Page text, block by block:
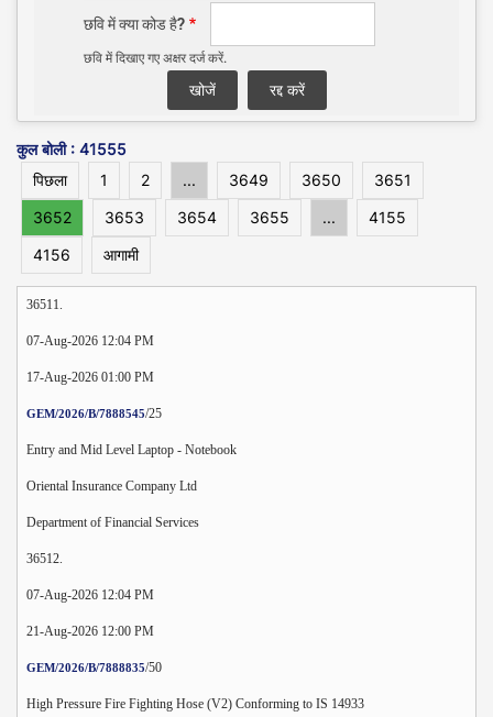
छवि में क्या कोड है?
छवि में दिखाए गए अक्षर दर्ज करें.
कुल बोली : 41555
पिछला
1 2 ... 3649 3650
3651
3652
3653 3654 3655 ...
4155
4156
आगामी
36511.
07-Aug-2026 12:04 PM
17-Aug-2026 01:00 PM
GEM/2026/B/7888545/25
Entry and Mid Level Laptop - Notebook
Oriental Insurance Company Ltd
Department of Financial Services
36512.
07-Aug-2026 12:04 PM
21-Aug-2026 12:00 PM
GEM/2026/B/7888835/50
High Pressure Fire Fighting Hose (V2) Conforming to IS 14933